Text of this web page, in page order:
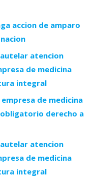
accion de amparo
atencion
de medicina
integral
de medicina
derecho a
atencion
de medicina
integral